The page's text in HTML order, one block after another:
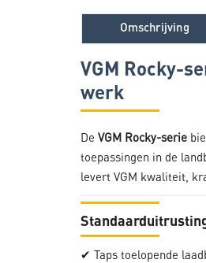
Omschrijving
VGM Rocky-
werk
De VGM Rocky-serie
toepassingen in de
levert VGM kwaliteit,
✔ Taps toelopende